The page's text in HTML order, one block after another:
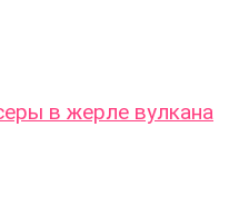
в жерле вулкана